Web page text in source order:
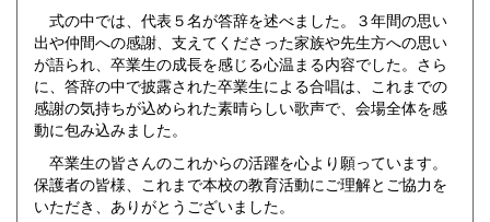
式の中では、代表５名が答辞を述べました。３年間の思い
出や仲間への感謝、支えてくださった家族や先生方への思い
が語られ、卒業生の成長を感じる心温まる内容でした。さら
に、答辞の中で披露された卒業生による合唱は、これまでの
感謝の気持ちが込められた素晴らしい歌声で、会場全体を感
動に包み込みました。
卒業生の皆さんのこれからの活躍を心より願っています。
保護者の皆様、これまで本校の教育活動にご理解とご協力を
いただき、ありがとうございました。